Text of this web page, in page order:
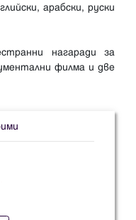
арабски, руски
нагаради за
филма и две